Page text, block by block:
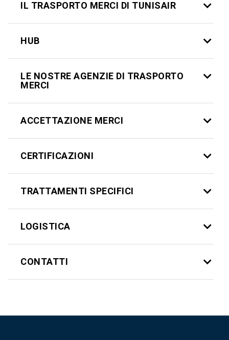
IL TRASPORTO MERCI DI TUNISAIR
HUB
LE NOSTRE AGENZIE DI TRASPORTO
MERCI
ACCETTAZIONE MERCI
CERTIFICAZIONI
TRATTAMENTI SPECIFICI
LOGISTICA
CONTATTI